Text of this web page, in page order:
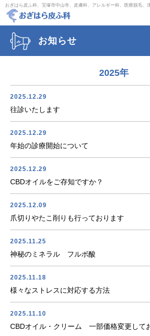
おぎはら皮ふ科、宝塚市中山寺、皮膚科、アレルギー科、医療脱毛、
お知らせ
2025年
2025.12.29
往診いたします
2025.12.29
年始の診療開始について
2025.12.29
CBDオイルをご存知ですか？
2025.12.09
爪切りやたこ削りも行っております
2025.11.25
神秘のミネラル フルボ酸
2025.11.18
様々なストレスに対応する方法
2025.11.10
CBDオイル・クリーム 一部価格変更して